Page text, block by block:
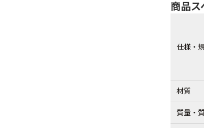
商品ス
仕様・
材質
質量・